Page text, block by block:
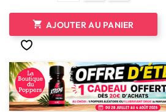
 AJOUTER AU PANIER